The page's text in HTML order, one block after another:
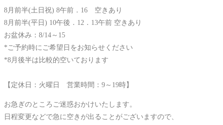
8月前半(土日祝) 8午前．16 空きあり
8月前半(平日) 10午後．12．13午前 空きあり
お盆休み：8/14～15
*ご予約時にご希望日をお知らせください
*8月後半は比較的空いております
【定休日：火曜日 営業時間：9～19時】
お急ぎのところご迷惑おかけいたします。
日程変更などで急に空きが出ることがございますので、